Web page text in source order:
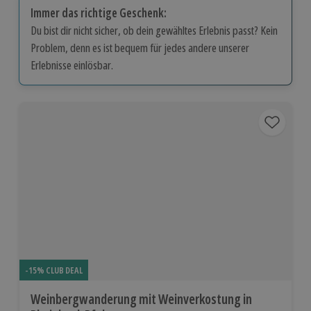
Immer das richtige Geschenk:
Du bist dir nicht sicher, ob dein gewähltes Erlebnis passt? Kein
Problem, denn es ist bequem für jedes andere unserer
Erlebnisse einlösbar.
-15% CLUB DEAL
Weinbergwanderung mit Weinverkostung in